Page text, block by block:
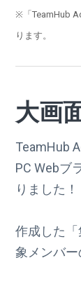
※「TeamHub
ります。
大画
TeamHub
PC Webブ
りました！
作成した
象メンバー